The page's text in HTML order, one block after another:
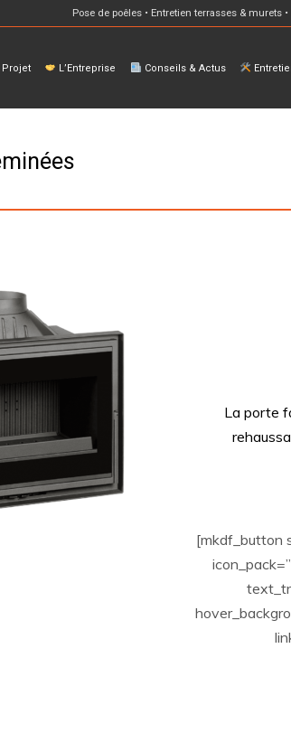
Pose de poêles • Entretien terrasses & murets
Projet L’Entreprise Conseils & Actus
La porte
[mkdf_button